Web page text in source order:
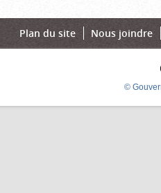
Plan du site Nous joindre
©